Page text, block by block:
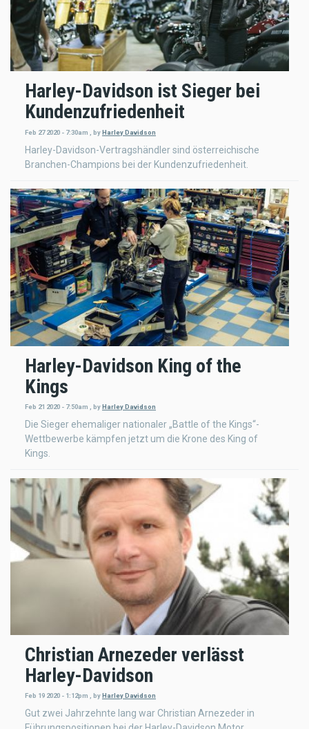
Harley-Davidson ist Sieger bei
Kundenzufriedenheit
Feb 27 2020 - 7:30am byHarley Davidson
Harley-Davidson-Vertragshändler sind österreichische
Branchen-Champions bei der Kundenzufriedenheit.
Harley-Davidson King of the
Kings
Feb 21 2020 - 7:50am byHarley Davidson
Die Sieger ehemaliger nationaler „Battle of the Kings“-
Wettbewerbe kämpfen jetzt um die Krone des King of
Kings.
Christian Arnezeder verlässt
Harley-Davidson
Feb 19 2020 - 1:12pm byHarley Davidson
Gut zwei Jahrzehnte lang war Christian Arnezeder in